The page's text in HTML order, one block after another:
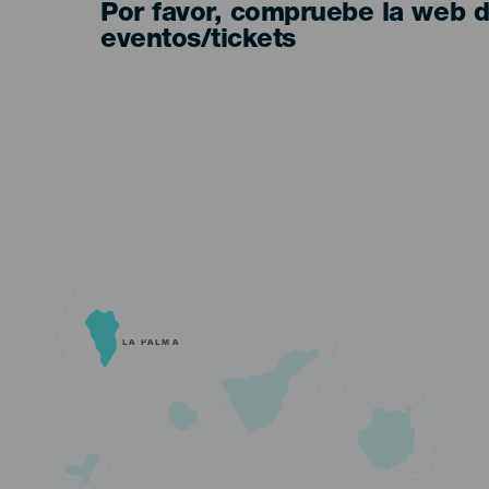
Por favor, compruebe la web
eventos/tickets
LA PALMA